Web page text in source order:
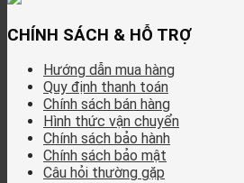
CHÍNH SÁCH & HỖ TRỢ
Hướng dẫn mua hàng
Quy định thanh toán
Chính sách bán hàng
Hình thức vận chuyển
Chính sách bảo hành
Chính sách bảo mật
Câu hỏi thường gặp